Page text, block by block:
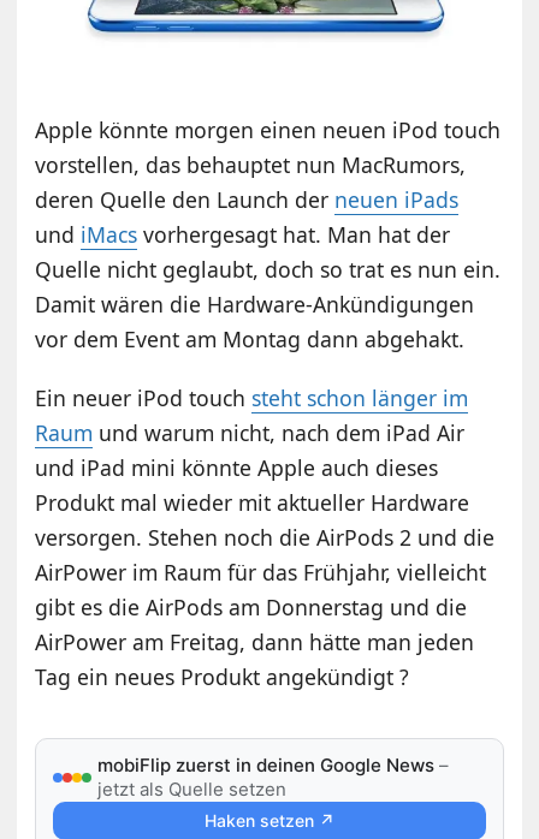
Apple könnte morgen einen neuen iPod touch
vorstellen, das behauptet nun MacRumors,
deren Quelle den Launch der neuen iPads
und iMacs vorhergesagt hat. Man hat der
Quelle nicht geglaubt, doch so trat es nun ein.
Damit wären die Hardware-Ankündigungen
vor dem Event am Montag dann abgehakt.
Ein neuer iPod touch steht schon länger im
Raum und warum nicht, nach dem iPad Air
und iPad mini könnte Apple auch dieses
Produkt mal wieder mit aktueller Hardware
versorgen. Stehen noch die AirPods 2 und die
AirPower im Raum für das Frühjahr, vielleicht
gibt es die AirPods am Donnerstag und die
AirPower am Freitag, dann hätte man jeden
Tag ein neues Produkt angekündigt ?
mobiFlip zuerst in deinen Google News –
jetzt als Quelle setzen
Haken setzen ↗